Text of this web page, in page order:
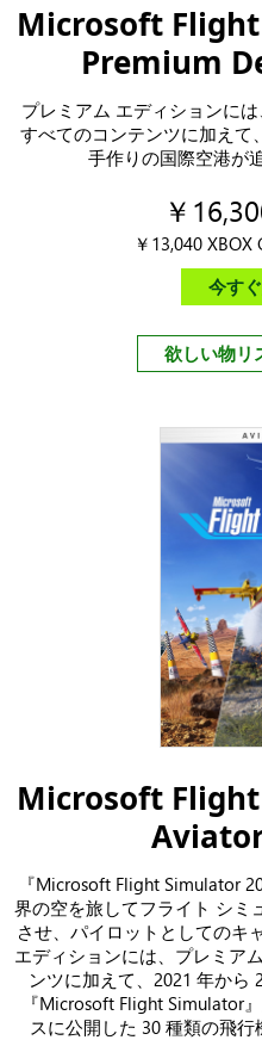
Microsoft
Premium
プレミアム エディションに
すべてのコンテンツに加えて
手作りの国際空港が
￥
￥13,040 XBOX
今す
欲しい物リ
Microsoft
『Microsoft Flight Simulator
界の空を旅してフライト シミ
させ、パイロットとしてのキ
エディションには、プレミア
ンツに加えて、2021 年か
『Microsoft Flight Simulator
スに公開した 30 種類の飛行